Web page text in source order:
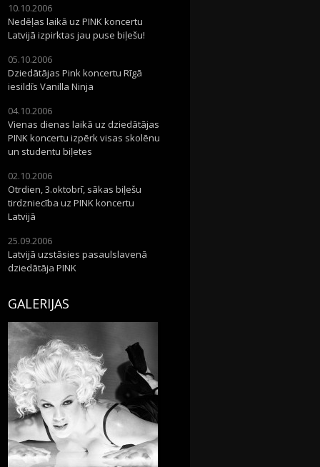
10.10.2006
Nedēļas laikā uz PINK koncertu
Latvijā izpirktas jau puse biļešu!
05.10.2006
Dziedātājas Pink koncertu Rīgā
iesildīs Vanilla Ninja
04.10.2006
Vienas dienas laikā uz dziedātājas
PINK koncertu izpērk visas skolēnu
un studentu biļetes
02.10.2006
Otrdien, 3.oktobrī, sākas biļešu
tirdzniecība uz PINK koncertu
Latvijā
25.09.2006
Latvijā uzstāsies pasaulslavenā
dziedātāja PINK
GALERIJAS